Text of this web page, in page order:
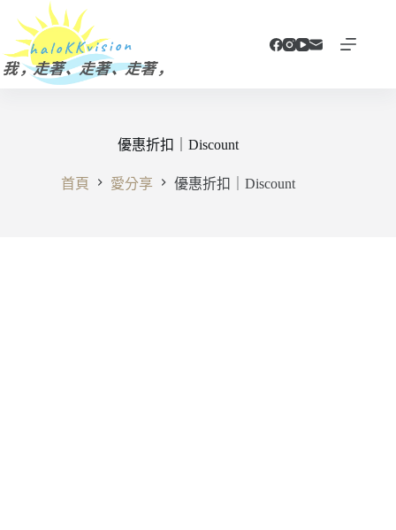
主
要
優惠折扣｜Discount
首頁 愛分享 優惠折扣｜Discount